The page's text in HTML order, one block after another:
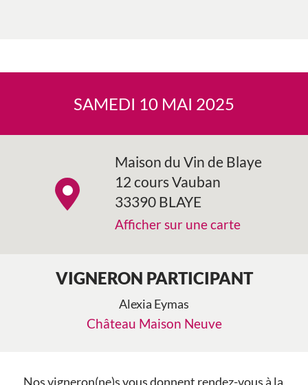
SAMEDI 10 MAI 2025
Maison du Vin de Blaye
12 cours Vauban
33390 BLAYE
Afficher sur une carte
VIGNERON PARTICIPANT
Alexia Eymas
Château Maison Neuve
Nos vigneron(ne)s vous donnent rendez-vous à la